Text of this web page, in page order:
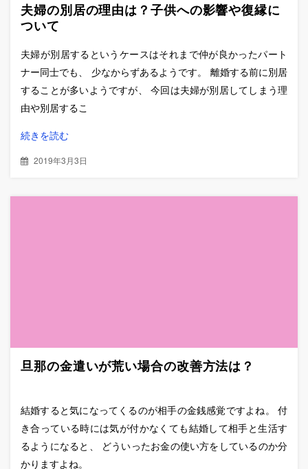
夫婦の別居の理由は？子供への影響や復縁に
ついて
夫婦が別居するというケースはそれまで仲が良かったパート
ナー同士でも、 少なからずあるようです。 離婚する前に別居
することが多いようですが、 今回は夫婦が別居してしまう理
由や別居するこ
続きを読む
2019年3月3日
旦那の金遣いが荒い場合の改善方法は？
結婚すると気になってくるのが相手の金銭感覚ですよね。 付
き合っている時には気が付かなくても結婚して相手と生活す
るようになると、 どういったお金の使い方をしているのか分
かりますよね。